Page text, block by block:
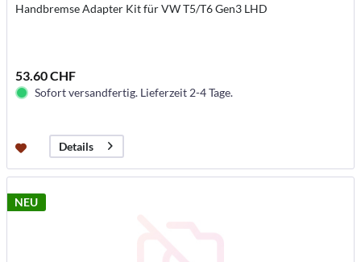
Handbremse Adapter Kit für VW T5/T6 Gen3 LHD
53.60 CHF
Sofort versandfertig. Lieferzeit 2-4 Tage.
Details
NEU